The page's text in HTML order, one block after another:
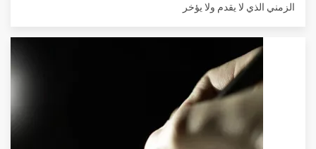
الزمني الذي لا يقدم ولا يؤخر